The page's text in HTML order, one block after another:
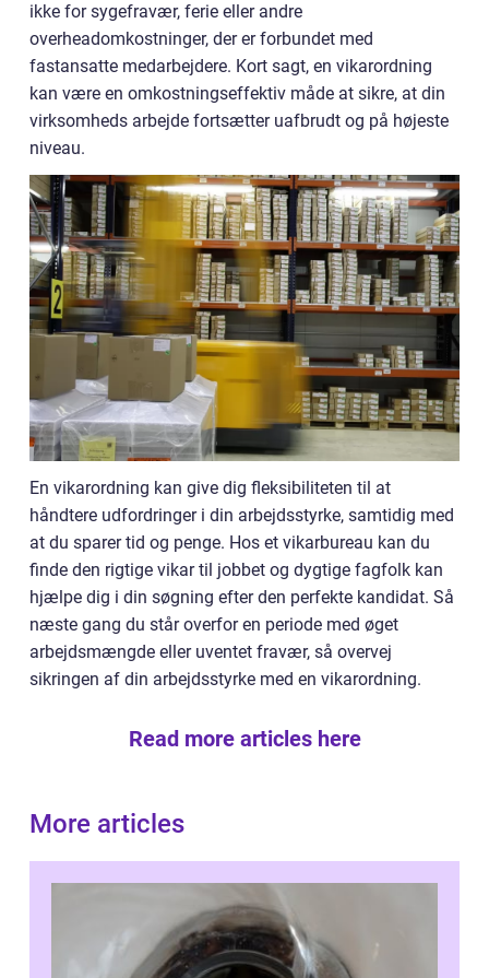
ikke for sygefravær, ferie eller andre
overheadomkostninger, der er forbundet med
fastansatte medarbejdere. Kort sagt, en vikarordning
kan være en omkostningseffektiv måde at sikre, at din
virksomheds arbejde fortsætter uafbrudt og på højeste
niveau.
En vikarordning kan give dig fleksibiliteten til at
håndtere udfordringer i din arbejdsstyrke, samtidig med
at du sparer tid og penge. Hos et vikarbureau kan du
finde den rigtige vikar til jobbet og dygtige fagfolk kan
hjælpe dig i din søgning efter den perfekte kandidat. Så
næste gang du står overfor en periode med øget
arbejdsmængde eller uventet fravær, så overvej
sikringen af din arbejdsstyrke med en vikarordning.
Read more articles here
More articles